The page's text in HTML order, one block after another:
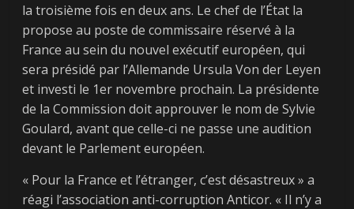
la troisième fois en deux ans. Le chef de l’État la
propose au poste de commissaire réservé à la
France au sein du nouvel exécutif européen, qui
sera présidé par l’Allemande Ursula Von der Leyen
et investi le 1er novembre prochain. La présidente
de la Commission doit approuver le nom de Sylvie
Goulard, avant que celle-ci ne passe une audition
devant le Parlement européen.
« Pour la France et l’étranger, c’est désastreux » a
réagi l’association anti-corruption Anticor. « Il n’y a